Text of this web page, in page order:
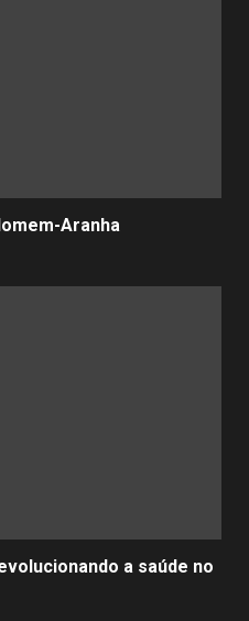
Aranha
a saúde no